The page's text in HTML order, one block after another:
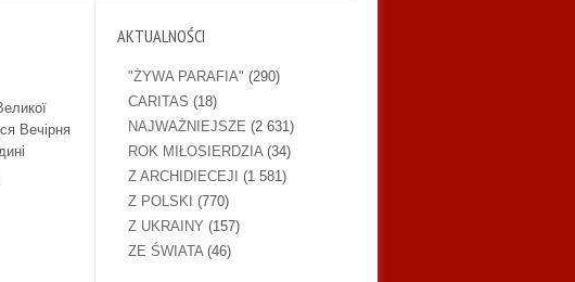
Вечірня
AKTUALNOŚCI
"ŻYWA PARAFIA" (290)
CARITAS (18)
NAJWAŻNIEJSZE (2 631)
ROK MIŁOSIERDZIA(34)
Z ARCHIDIECEJI (1 581)
Z POLSKI (770)
Z UKRAINY (157)
ZE ŚWIATA(46)